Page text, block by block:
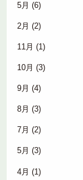
5月 (6)
2月 (2)
11月 (1)
10月 (3)
9月 (4)
8月 (3)
7月 (2)
5月 (3)
4月 (1)